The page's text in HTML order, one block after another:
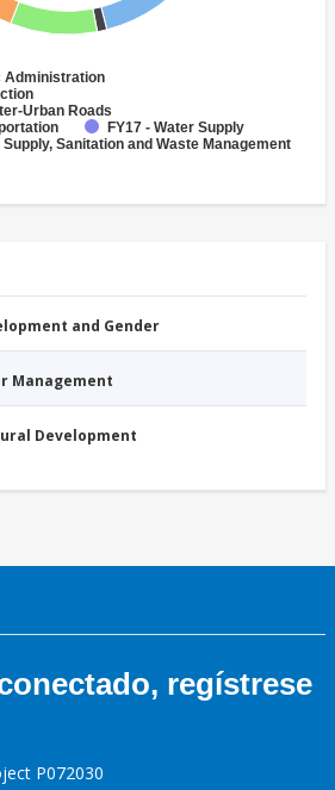
Administration
Urban Roads
FY17 - Water Supply
Supply, Sanitation and Waste Management
and Gender
Management
Development
regístrese
P072030